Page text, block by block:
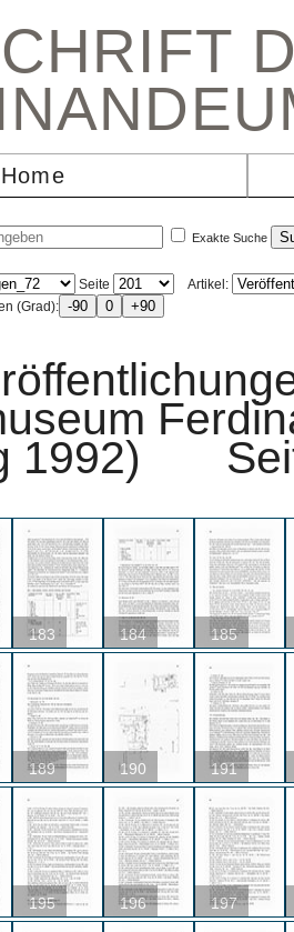
Home
Exakte Suche
Seite
Artikel:
(Grad):
1992)
183 184 185
189 190 191
195 196 197